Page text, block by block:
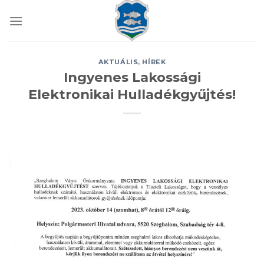
AKTUÁLIS, HÍREK
Ingyenes Lakossági
Elektronikai Hulladékgyűjtés!